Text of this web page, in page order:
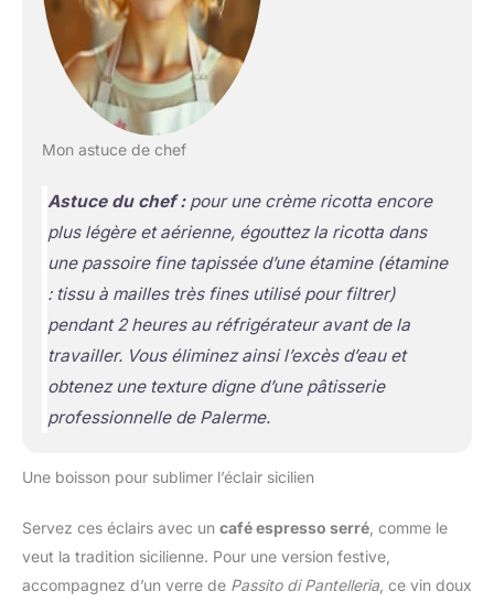
Mon astuce de chef
Astuce du chef :pour une crème ricotta encore
plus légère et aérienne, égouttez la ricotta dans
une passoire fine tapissée d’une étamine (étamine
: tissu à mailles très fines utilisé pour filtrer)
pendant 2 heures au réfrigérateur avant de la
travailler. Vous éliminez ainsi l’excès d’eau et
obtenez une texture digne d’une pâtisserie
professionnelle de Palerme.
Une boisson pour sublimer l’éclair sicilien
Servez ces éclairs avec un café espresso serré , comme le
veut la tradition sicilienne. Pour une version festive,
accompagnez d’un verre de Passito di Pantelleria , ce vin doux